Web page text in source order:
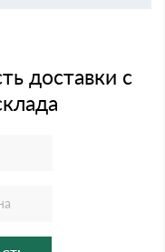
доставки с